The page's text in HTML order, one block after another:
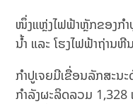
ໜຶ່ງແຫຼ່ງໄຟຟ້າຫຼັກຂອງກຳ
ນ້ຳ ແລະ ໂຮງໄຟຟ້າຖ່ານຫີ
ກຳປູເຈຍມີເຂື່ອນລັກສະນ
ກຳລັງຜະລິດລວມ 1,328